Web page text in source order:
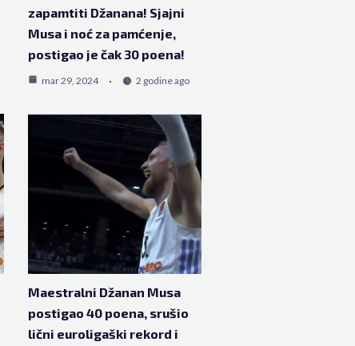
zapamtiti Džanana! Sjajni
Musa i noć za pamćenje,
postigao je čak 30 poena!
mar 29, 2024 2 godine ago
Maestralni Džanan Musa
postigao 40 poena, srušio
lični euroligaški rekord i